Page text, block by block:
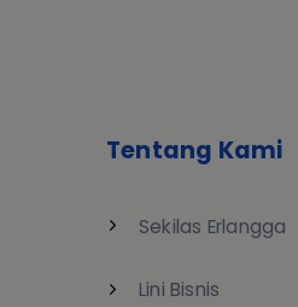
Tentang Kami
Sekilas Erlangga
Lini Bisnis